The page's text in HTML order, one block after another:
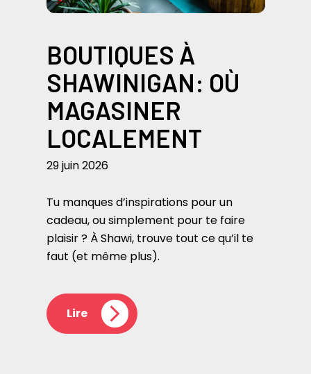
BOUTIQUES À
SHAWINIGAN: OÙ
MAGASINER
LOCALEMENT
29 juin 2026
Tu manques d’inspirations pour un
cadeau, ou simplement pour te faire
plaisir ? À Shawi, trouve tout ce qu’il te
faut (et même plus).
Lire